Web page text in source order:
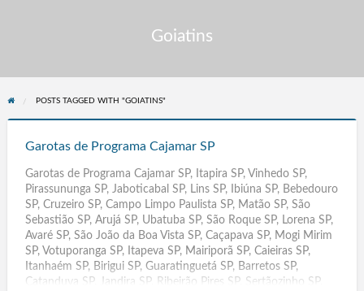
Goiatins
POSTS TAGGED WITH "GOIATINS"
Cajamar
Garotas de Programa Cajamar SP
Garotas de Programa Cajamar SP, Itapira SP, Vinhedo SP,
Pirassununga SP, Jaboticabal SP, Lins SP, Ibiúna SP, Bebedouro
SP, Cruzeiro SP, Campo Limpo Paulista SP, Matão SP, São
Sebastião SP, Arujá SP, Ubatuba SP, São Roque SP, Lorena SP,
Avaré SP, São João da Boa Vista SP, Caçapava SP, Mogi Mirim
SP, Votuporanga SP, Itapeva SP, Mairiporã SP, Caieiras SP,
Itanhaém SP, Birigui SP, Guaratinguetá SP, Barretos SP,
Catanduva SP, Jandira SP, Ribeirão Pires SP, Sertãozinho SP,